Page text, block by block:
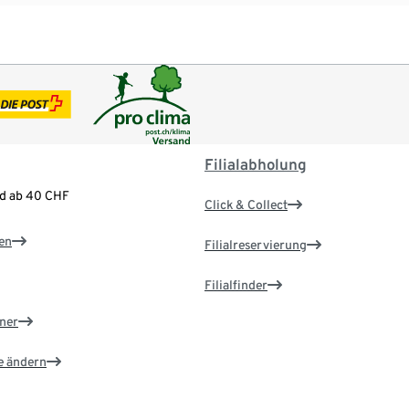
ab 40 CHF
ändern
Filialabholung
Click & Collect
Filialreservierung
Filialfinder